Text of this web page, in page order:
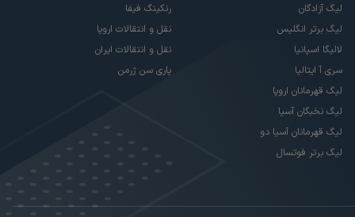
لیگ آزادگان
لیگ برتر انگلیس
لالیگا اسپانیا
سری آ ایتالیا
لیگ قهرمانان اروپا
لیگ نخبگان آسیا
لیگ قهرمانان آسیا دو
لیگ برتر فوتسال
رنکینگ فیفا
نقل و انتقالات اروپا
نقل و انتقالات ایران
پاری سن ژرمن